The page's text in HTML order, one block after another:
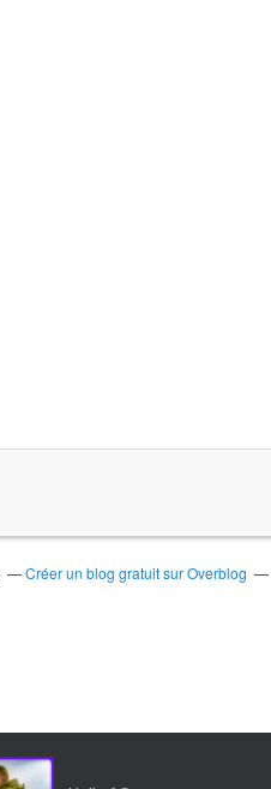
Créer un blog gratuit sur Overblog